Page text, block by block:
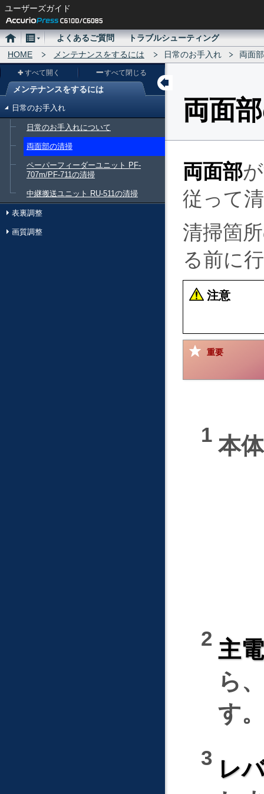
ユーザーズガイド
ホ
ー
メ
ニ
ュ
ー
よくあるご質問
トラブルシューティング
HOME
メンテナンスをするには 日常のお手入れ 両面
ニ
メンテナンスをするには
すべて開く すべて閉じる
日常のお手入れ
日常のお手入れについて
両面部の清掃
ペーパーフィーダーユニット PF-
707m/PF-711の清掃
中継搬送ユニット RU-511の清掃
表裏調整
画質調整
両面部
両面部
従って
清掃箇
る前に
注意
重要
本
主
ら、
す。
レ